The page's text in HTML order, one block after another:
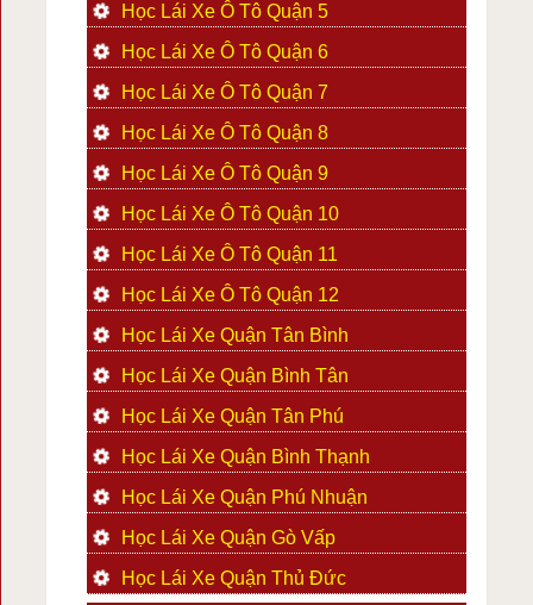
Học Lái Xe Ô Tô Quận 5
Học Lái Xe Ô Tô Quận 6
Học Lái Xe Ô Tô Quận 7
Học Lái Xe Ô Tô Quận 8
Học Lái Xe Ô Tô Quận 9
Học Lái Xe Ô Tô Quận 10
Học Lái Xe Ô Tô Quận 11
Học Lái Xe Ô Tô Quận 12
Học Lái Xe Quận Tân Bình
Học Lái Xe Quận Bình Tân
Học Lái Xe Quận Tân Phú
Học Lái Xe Quận Bình Thạnh
Học Lái Xe Quận Phú Nhuận
Học Lái Xe Quận Gò Vấp
Học Lái Xe Quận Thủ Đức